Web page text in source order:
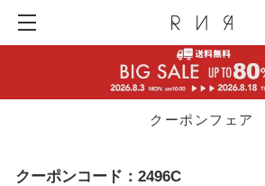
クーポンフェア
クーポンコード：2496C